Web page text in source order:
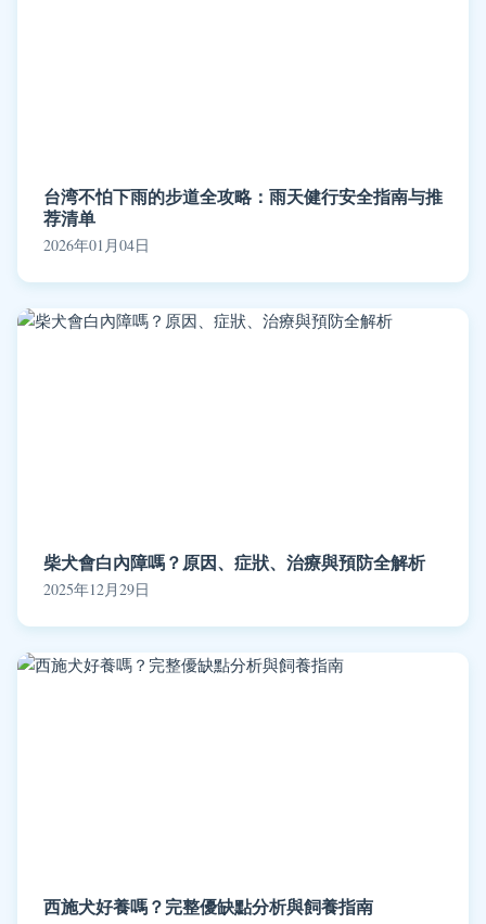
台湾不怕下雨的步道全攻略：雨天健行安全指南与推
荐清单
2026年01月04日
柴犬會白內障嗎？原因、症狀、治療與預防全解析
2025年12月29日
西施犬好養嗎？完整優缺點分析與飼養指南